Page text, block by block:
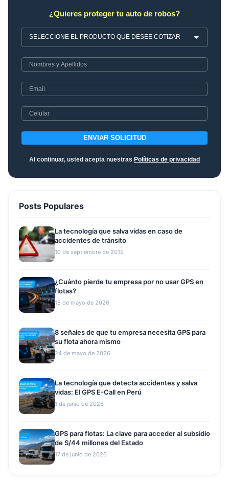
¿Quieres proteger tu auto de robos?
ENVIAR SOLICITUD
Al continuar, usted acepta nuestras Políticas de privacidad
Posts Populares
La tecnología que salva vidas en caso de
accidentes de tránsito
10 de septiembre de 2019
¿Cuánto pierde tu empresa por no usar GPS en
flotas?
18 de mayo de 2026
8 señales de que tu empresa necesita GPS para
su flota ahora mismo
24 de mayo de 2026
La tecnología que detecta accidentes y salva
vidas: El GPS E-Call en Perú
1 de junio de 2026
GPS para flotas: La clave para acceder al subsidio
de S/44 millones del Estado
17 de junio de 2026